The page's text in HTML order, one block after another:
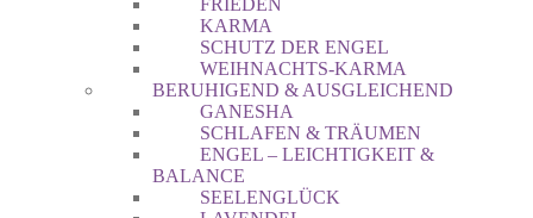
FRIEDEN
KARMA
SCHUTZ DER ENGEL
WEIHNACHTS-KARMA
BERUHIGEND & AUSGLEICHEND
GANESHA
SCHLAFEN & TRÄUMEN
ENGEL – LEICHTIGKEIT &
BALANCE
SEELENGLÜCK